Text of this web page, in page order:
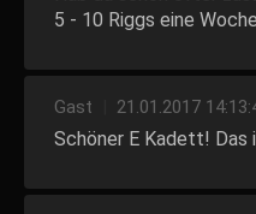
5 - 10 Riggs eine
Gast 21.01.2017
Schöner E Kadett!